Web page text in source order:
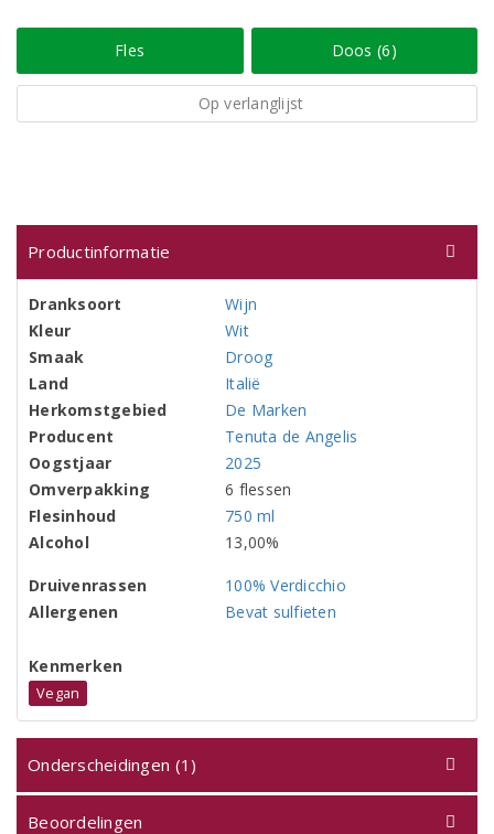
Fles Doos (6)
Op verlanglijst
Productinformatie
Dranksoort
Wijn
Kleur
Wit
Smaak
Droog
Land
Italië
Herkomstgebied
De Marken
Producent
Tenuta de Angelis
Oogstjaar
2025
Omverpakking
6 flessen
Flesinhoud
750 ml
Alcohol
13,00%
Druivenrassen
100% Verdicchio
Allergenen
Bevat sulfieten
Kenmerken
Vegan
Onderscheidingen (1)
Beoordelingen